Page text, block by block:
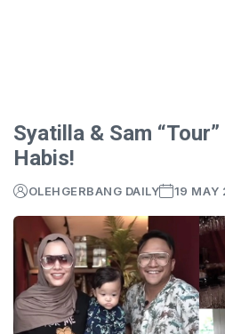
Syatilla & Sam
Habis!
OLEHGERBANG DAILY 19